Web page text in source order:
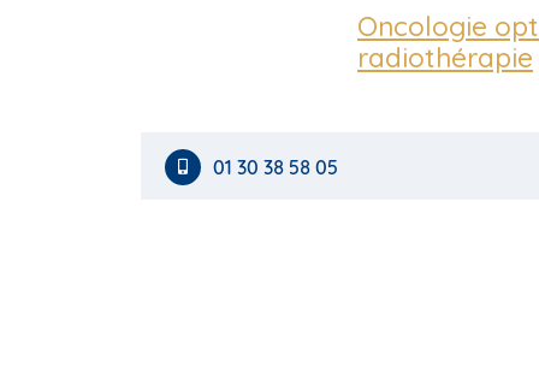
Oncologie
radiothérapie
01 30 38 58 05